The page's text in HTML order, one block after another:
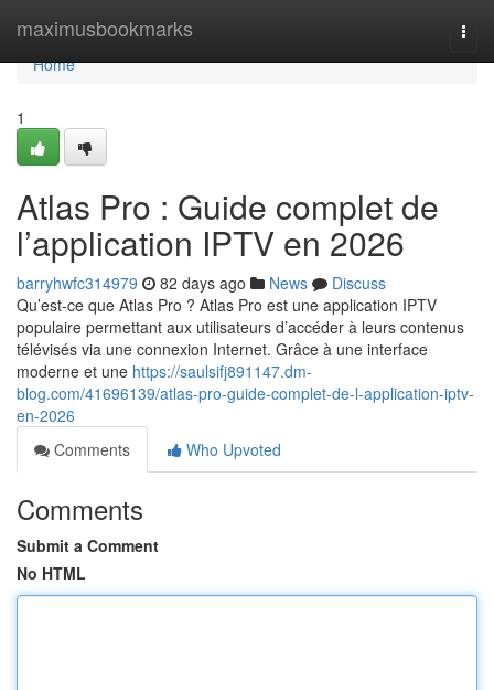
maximusbookmarks
Home
Home
1
Atlas Pro : Guide complet de
l’application IPTV en 2026
barryhwfc314979 82 days ago News
Discuss
Qu’est-ce que Atlas Pro ? Atlas Pro est une application IPTV
populaire permettant aux utilisateurs d’accéder à leurs contenus
télévisés via une connexion Internet. Grâce à une interface
moderne et une https://saulsifj891147.dm-
blog.com/41696139/atlas-pro-guide-complet-de-l-application-iptv-
en-2026
Comments
Who Upvoted
Comments
Submit a Comment
No HTML